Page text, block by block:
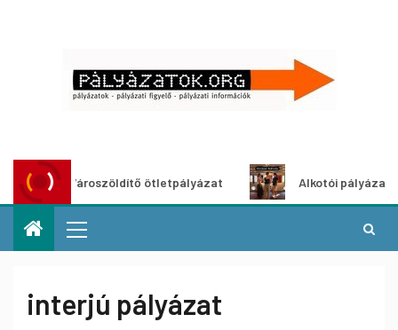
Városzöldítő ötletpályázat Alkotói pályázat
interjú pályázat